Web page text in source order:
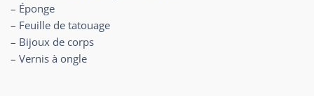
– Éponge
– Feuille de tatouage
– Bijoux de corps
– Vernis à ongle